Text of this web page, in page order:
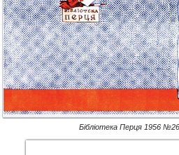
Бібліотека Перця 1956